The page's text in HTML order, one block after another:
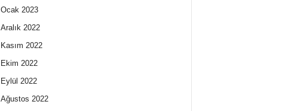
Ocak 2023
Aralık 2022
Kasım 2022
Ekim 2022
Eylül 2022
Ağustos 2022